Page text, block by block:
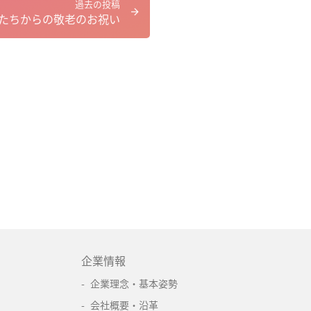
過去の投稿
ちからの敬老のお祝い
企業情報
企業理念・基本姿勢
会社概要・沿革